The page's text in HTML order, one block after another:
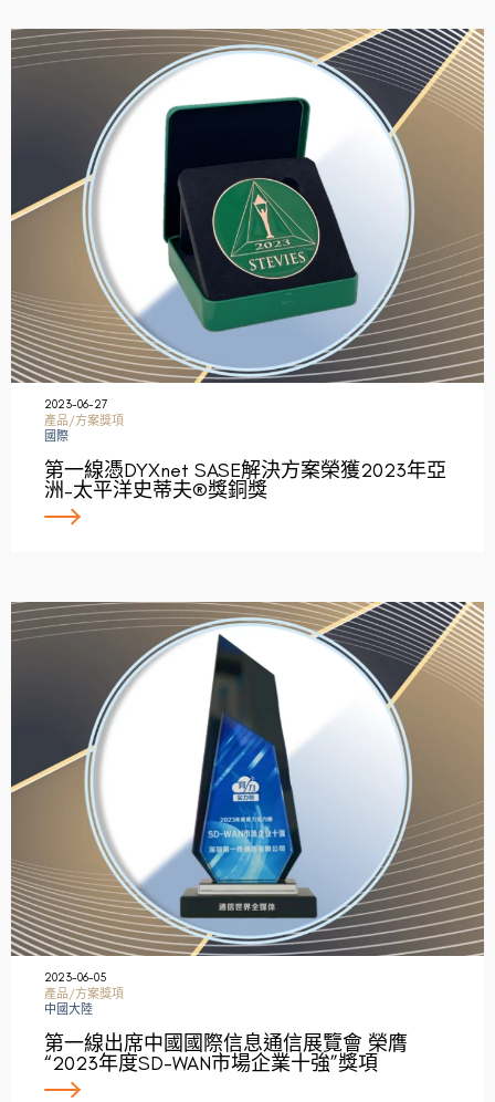
2023-06-27
產品/方案獎項
國際
第一線憑DYXnet SASE解決方案榮獲2023年亞
洲–太平洋史蒂夫®獎銅獎
2023-06-05
產品/方案獎項
中國大陸
第一線出席中國國際信息通信展覽會 榮膺
“2023年度SD-WAN市場企業十強”獎項